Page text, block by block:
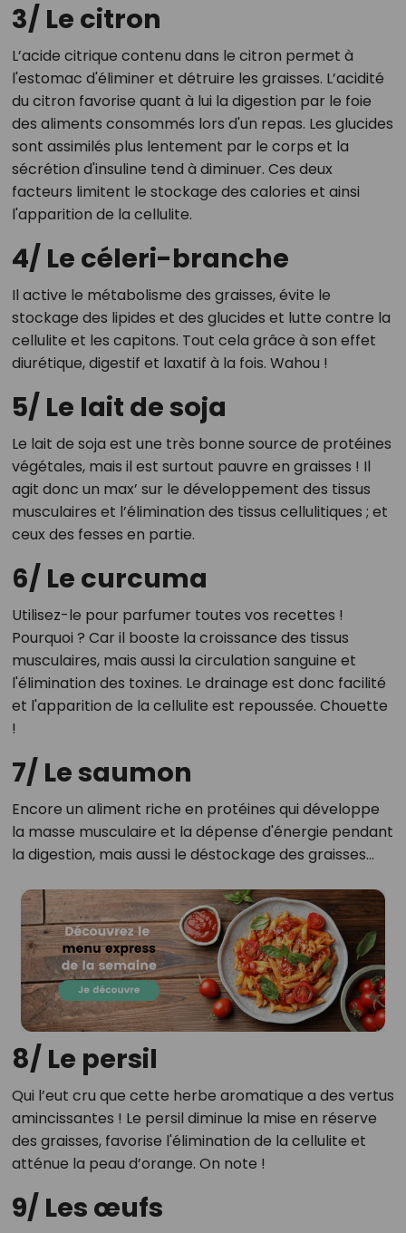
3/ Le citron
L’acide citrique contenu dans le citron permet à
l'estomac d'éliminer et détruire les graisses. L’acidité
du citron favorise quant à lui la digestion par le foie
des aliments consommés lors d'un repas. Les glucides
sont assimilés plus lentement par le corps et la
sécrétion d'insuline tend à diminuer. Ces deux
facteurs limitent le stockage des calories et ainsi
l'apparition de la cellulite.
4/ Le céleri-branche
Il active le métabolisme des graisses, évite le
stockage des lipides et des glucides et lutte contre la
cellulite et les capitons. Tout cela grâce à son effet
diurétique, digestif et laxatif à la fois. Wahou !
5/ Le lait de soja
Le lait de soja est une très bonne source de protéines
végétales, mais il est surtout pauvre en graisses ! Il
agit donc un max’ sur le développement des tissus
musculaires et l’élimination des tissus cellulitiques ; et
ceux des fesses en partie.
6/ Le curcuma
Utilisez-le pour parfumer toutes vos recettes !
Pourquoi ? Car il booste la croissance des tissus
musculaires, mais aussi la circulation sanguine et
l'élimination des toxines. Le drainage est donc facilité
et l'apparition de la cellulite est repoussée. Chouette
!
7/ Le saumon
Encore un aliment riche en protéines qui développe
la masse musculaire et la dépense d'énergie pendant
la digestion, mais aussi le déstockage des graisses…
8/ Le persil
Qui l’eut cru que cette herbe aromatique a des vertus
amincissantes ! Le persil diminue la mise en réserve
des graisses, favorise l'élimination de la cellulite et
atténue la peau d’orange. On note !
9/ Les œufs